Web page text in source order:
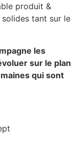
produit &
solides tant sur le
les
sur le plan
qui sont